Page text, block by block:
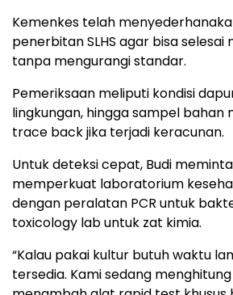
Kemenkes telah
penerbitan SLHS agar bisa selesai
tanpa mengurangi standar.
Pemeriksaan meliputi kondisi
lingkungan, hingga sampel bahan
trace back jika terjadi keracunan.
Untuk deteksi cepat, Budi
memperkuat laboratorium
dengan peralatan PCR untuk
toxicology lab untuk zat kimia.
“Kalau pakai kultur butuh waktu
tersedia. Kami sedang